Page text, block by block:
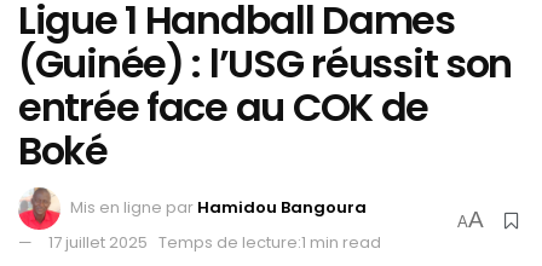
Ligue 1 Handball Dames
(Guinée) : l’USG réussit son
entrée face au COK de
Boké
Mis en ligne par Hamidou Bangoura
17 juillet 2025 Temps de lecture:1 min read
AA